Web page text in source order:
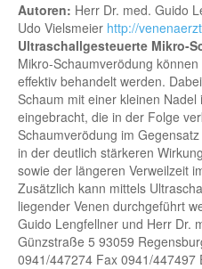
Autoren: Herr Dr. med. Guido
Udo Vielsmeier http://
Ultraschallgesteuerte Mikro-
Mikro-Schaumverödung
effektiv behandelt werden.
Schaum mit einer kleinen Nadel
eingebracht, die in der Folge
Schaumverödung im
in der deutlich stärkeren
sowie der längeren Verweilzeit
Zusätzlich kann mittels
liegender Venen durchgeführt
Guido Lengfellner und Herr Dr.
Günzstraße 5 93059
0941/447274 Fax 0941/447497